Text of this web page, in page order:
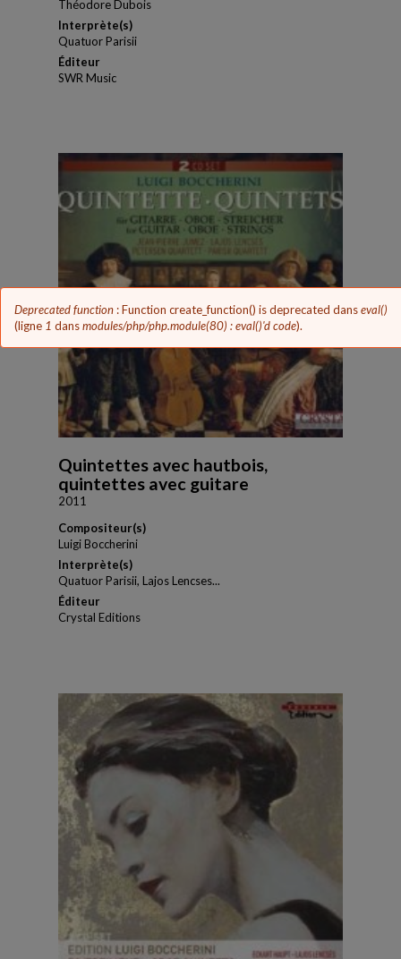
Message
d'erreur
Deprecated function : Function create_function() is deprecated danseval()
(ligne 1 dansmodules/php/php.module(80) : eval()'d code).
Théodore Dubois
Interprète(s)
Quatuor Parisii
Éditeur
SWR Music
Quintettes avec hautbois,
quintettes avec guitare
2011
Compositeur(s)
Luigi Boccherini
Interprète(s)
Quatuor Parisii, Lajos Lencses...
Éditeur
Crystal Editions